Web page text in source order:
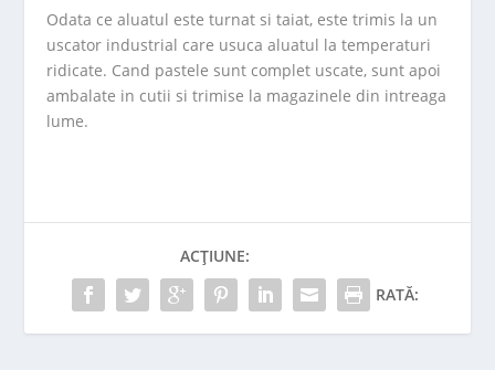
Odata ce aluatul este turnat si taiat, este trimis la un
uscator industrial care usuca aluatul la temperaturi
ridicate. Cand pastele sunt complet uscate, sunt apoi
ambalate in cutii si trimise la magazinele din intreaga
lume.
ACȚIUNE:
RATĂ: